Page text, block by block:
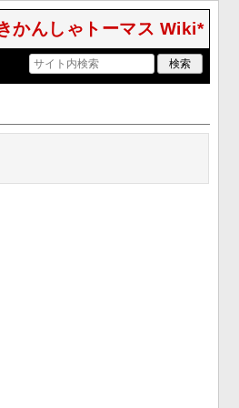
かんしゃトーマス Wiki*